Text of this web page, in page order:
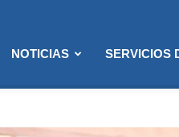
NOTICIAS SERVICIOS